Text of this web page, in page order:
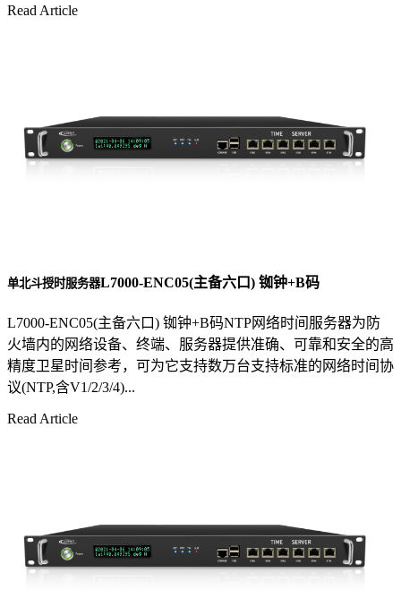
Read Article
单北斗授时服务器L7000-ENC05(主备六口) 铷钟+B码
L7000-ENC05(主备六口) 铷钟+B码NTP网络时间服务器为防
火墙内的网络设备、终端、服务器提供准确、可靠和安全的高
精度卫星时间参考，可为它支持数万台支持标准的网络时间协
议(NTP,含V1/2/3/4)...
Read Article